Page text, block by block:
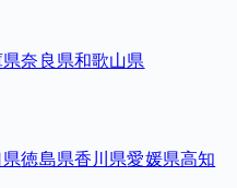
県奈良県和歌山県
県徳島県香川県愛媛県高知